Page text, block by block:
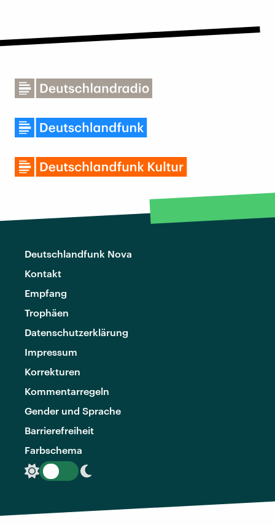
Deutschlandfunk Nova
Kontakt
Empfang
Trophäen
Datenschutzerklärung
Impressum
Korrekturen
Kommentarregeln
Gender und Sprache
Barrierefreiheit
Farbschema